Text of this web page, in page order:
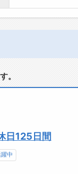
。
日125日間
中